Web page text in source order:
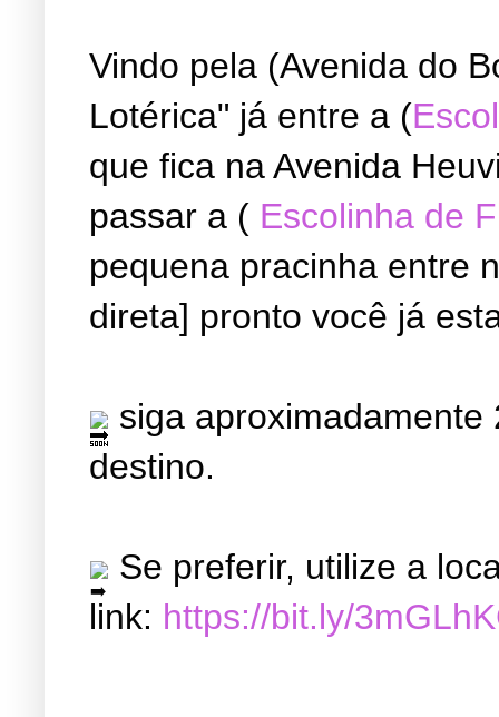
Vindo pela (Avenida do
Lotérica" já entre a (
que fica na Avenida
passar a ( Escolinha de
pequena pracinha entre
direta] pronto você já
siga
destino.
Se preferir, utilize a
link: https://bit.ly/